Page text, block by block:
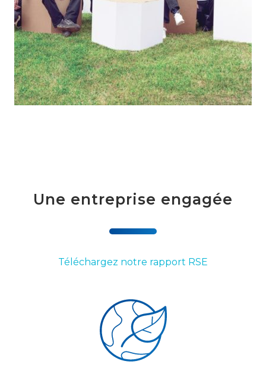
Une entreprise engagée
Téléchargez notre rapport RSE